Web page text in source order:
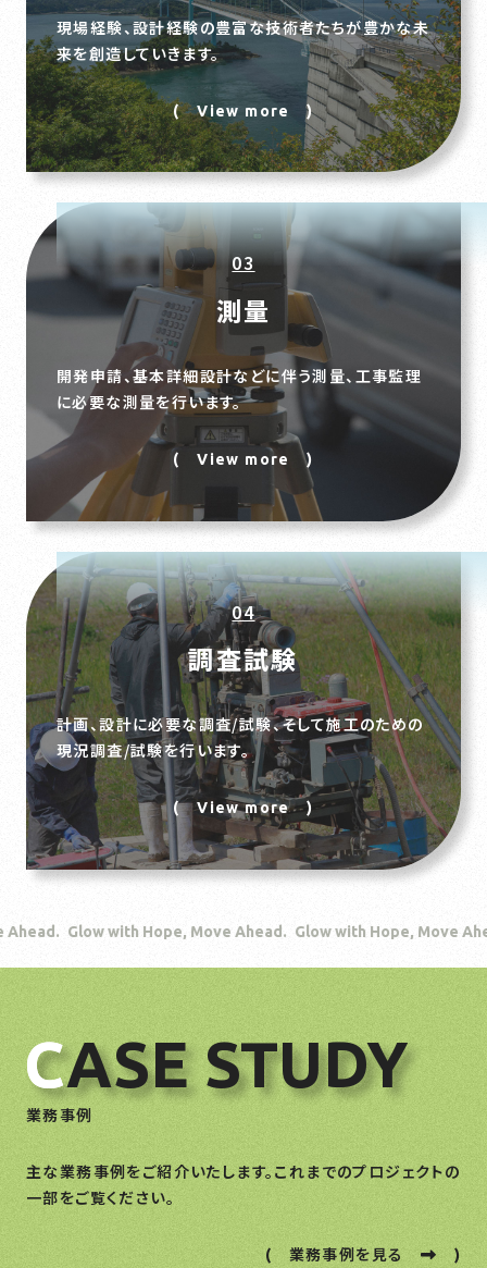
現場経験、設計経験の豊富な技術者たちが豊かな未
来を創造していきます。
( View more )
03
測量
開発申請、基本詳細設計などに伴う測量、工事監理
に必要な測量を行います。
( View more )
04
調査試験
計画、設計に必要な調査/試験、そして施工のための
現況調査/試験を行います。
( View more )
with Hope, Move Ahead. Glow with Hope, Move Ahead.
CASE STUDY
業務事例
主な業務事例をご紹介いたします。これまでのプロジェクトの
一部をご覧ください。
( 業務事例を見る )